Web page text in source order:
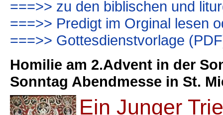
===>> zu den biblischen und
===>> Predigt im Orginal lesen
===>> Gottesdienstvorlage
Homilie am 2.Advent in der
Sonntag Abendmesse in St.
Ein Junger